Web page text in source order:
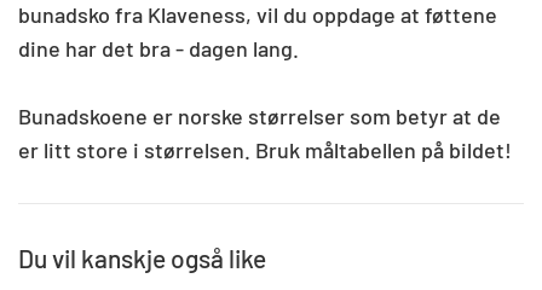
bunadsko fra Klaveness, vil du oppdage at føttene
dine har det bra - dagen lang.
Bunadskoene er norske størrelser som betyr at de
er litt store i størrelsen. Bruk måltabellen på bildet!
Du vil kanskje også like